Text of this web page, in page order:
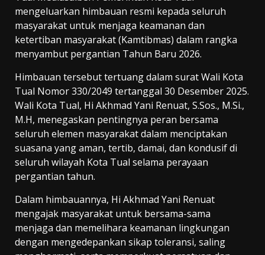
mengeluarkan himbauan resmi kepada seluruh
masyarakat untuk menjaga keamanan dan
ketertiban masyarakat (Kamtibmas) dalam rangka
menyambut pergantian Tahun Baru 2026.
Himbauan tersebut tertuang dalam surat Wali Kota
Tual Nomor 330/2049 tertanggal 30 Desember 2025.
Wali Kota Tual, Hi Akhmad Yani Renuat, S.Sos., M.Si.,
M.H, menegaskan pentingnya peran bersama
seluruh elemen masyarakat dalam menciptakan
suasana yang aman, tertib, damai, dan kondusif di
seluruh wilayah Kota Tual selama perayaan
pergantian tahun.
Dalam himbauannya, Hi Akhmad Yani Renuat
mengajak masyarakat untuk bersama-sama
menjaga dan memelihara keamanan lingkungan
dengan mengedepankan sikap toleransi, saling